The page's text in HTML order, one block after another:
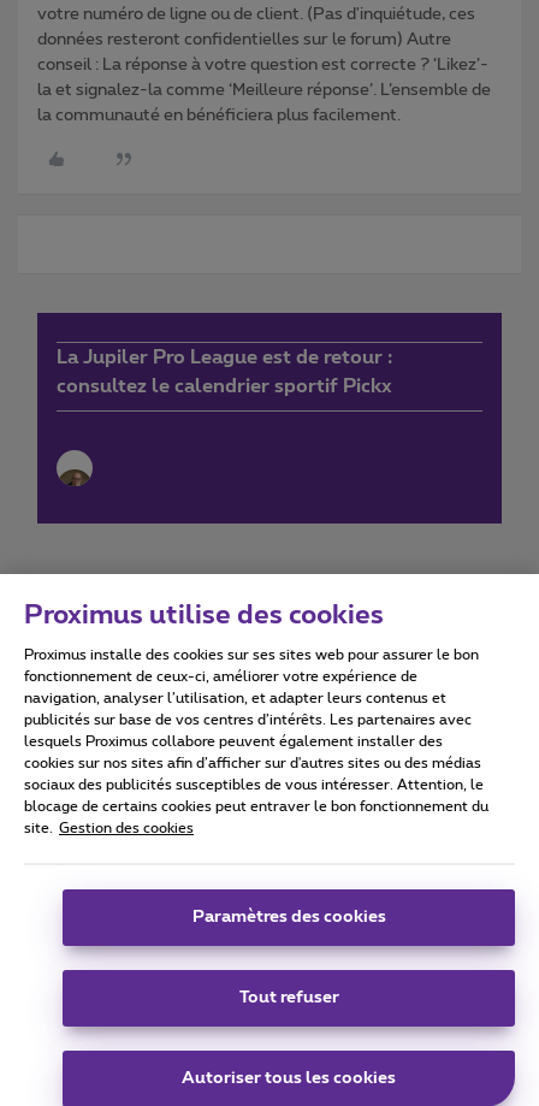
votre numéro de ligne ou de client. (Pas d'inquiétude, ces
données resteront confidentielles sur le forum) Autre
conseil : La réponse à votre question est correcte ? ‘Likez’-
la et signalez-la comme ‘Meilleure réponse’. L’ensemble de
la communauté en bénéficiera plus facilement.
La Jupiler Pro League est de retour :
consultez le calendrier sportif Pickx
Conditions d'utilisation Accessibility statement
Tous droits réservés. © 2026 Proximus
Conditions générales, info consommateur
Coordonnées de l’entreprise
Boulevard du Roi Albert II 27 - B-1030 Bruxelles.
Carrier & Wholesale Solutions
|Telindus
Proximus utilise des cookies
Proximus installe des cookies sur ses sites web pour assurer le bon
fonctionnement de ceux-ci, améliorer votre expérience de
navigation, analyser l’utilisation, et adapter leurs contenus et
publicités sur base de vos centres d’intérêts. Les partenaires avec
lesquels Proximus collabore peuvent également installer des
cookies sur nos sites afin d’afficher sur d'autres sites ou des médias
sociaux des publicités susceptibles de vous intéresser. Attention, le
blocage de certains cookies peut entraver le bon fonctionnement du
site.
Gestion des cookies
Paramètres des cookies
Tout refuser
Autoriser tous les cookies